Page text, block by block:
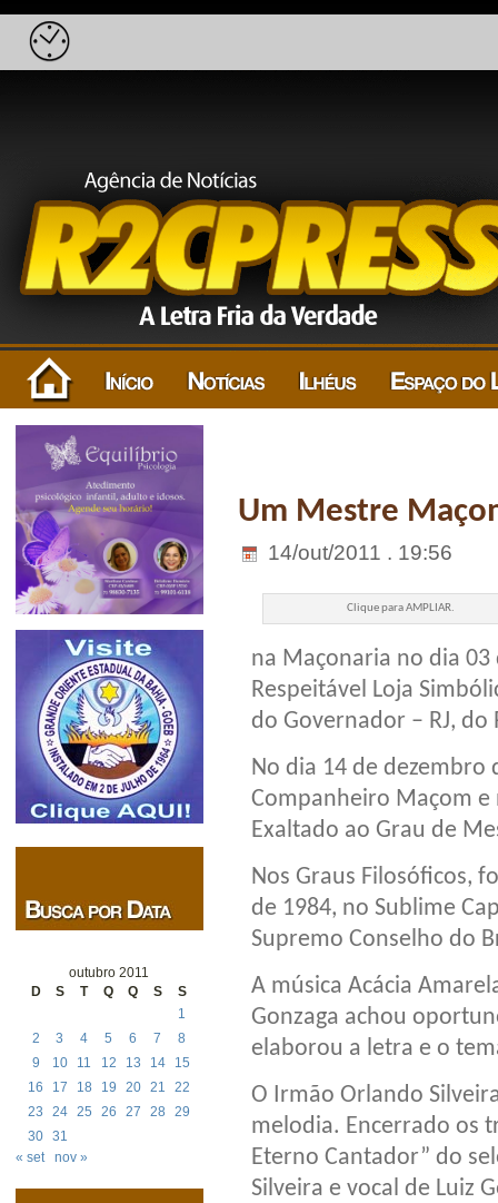
outubro 2011
D
S T Q Q S
S
1
2
3 4 5 6 7
8
9
10 11 12 13 14
15
16
17 18 19 20 21
22
23
24 25 26 27 28
29
30 31
« set
nov »
Um Mestre
14/out/2011 . 19:56
Clique para AMPLIAR.
na Maçonaria no dia 03
Respeitável Loja
do Governador – RJ,
No dia 14 de dezembro
Companheiro Maçom e
Exaltado ao Grau de
Nos Graus Filosóficos,
de 1984, no Sublime
Supremo Conselho do
A música Acácia
Gonzaga achou
elaborou a letra e o
O Irmão Orlando
melodia. Encerrado os
Eterno Cantador” do
Silveira e vocal de Luiz